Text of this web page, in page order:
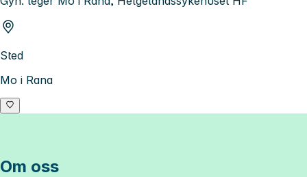
Sted
Mo i Rana
Om oss